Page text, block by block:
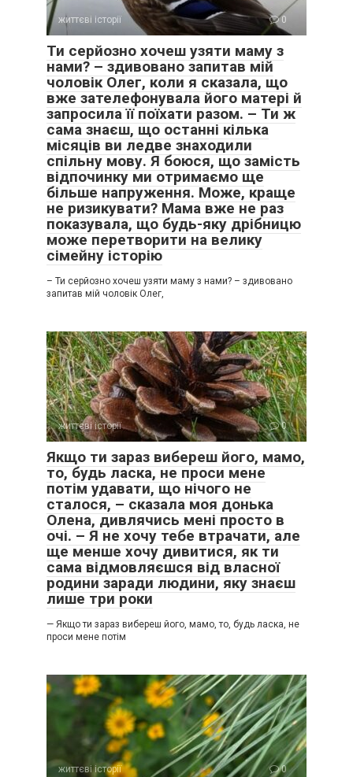
життєві історії 0
Ти серйозно хочеш узяти маму з
нами? – здивовано запитав мій
чоловік Олег, коли я сказала, що
вже зателефонувала його матері й
запросила її поїхати разом. – Ти ж
сама знаєш, що останні кілька
місяців ви ледве знаходили
спільну мову. Я боюся, що замість
відпочинку ми отримаємо ще
більше напруження. Може, краще
не ризикувати? Мама вже не раз
показувала, що будь-яку дрібницю
може перетворити на велику
сімейну історію
– Ти серйозно хочеш узяти маму з нами? – здивовано
запитав мій чоловік Олег,
життєві історії 0
Якщо ти зараз вибереш його, мамо,
то, будь ласка, не проси мене
потім удавати, що нічого не
сталося, – сказала моя донька
Олена, дивлячись мені просто в
очі. – Я не хочу тебе втрачати, але
ще менше хочу дивитися, як ти
сама відмовляєшся від власної
родини заради людини, яку знаєш
лише три роки
— Якщо ти зараз вибереш його, мамо, то, будь ласка, не
проси мене потім
життєві історії 0